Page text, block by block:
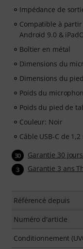
Une fois votre
automatiquement
L'abonnement
Impédance de
Compatible à partir
Android 9.0 &
Boîtier en métal
Dimensions du
Dimensions du
Poids du
Poids du pied de
Couleur: Noir
Câble USB-C de
30 Garantie 30
3 Garantie 3 ans
Référencé depuis
Numéro d'article
Conditionnement